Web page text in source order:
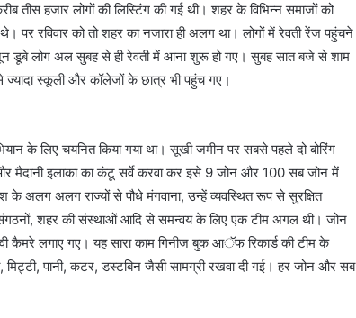
तीस हजार लोगों की लिस्टिंग की गई थी। शहर के विभिन्न समाजों को
पर रविवार को तो शहर का नजारा ही अलग था। लोगों में रेवती रेंज पहुंचने
डूबे लोग अल सुबह से ही रेवती में आना शुरू हो गए। सुबह सात बजे से शाम
स्कूली और कॉलेजों के छात्र भी पहुंच गए।
के लिए चयनित किया गया था। सूखी जमीन पर सबसे पहले दो बोरिंग
मैदानी इलाका का कंटू सर्वे करवा कर इसे 9 जोन और 100 सब जोन में
अलग अलग राज्यों से पौधे मंगवाना, उन्हें व्यवस्थित रूप से सुरक्षित
संगठनों, शहर की संस्थाओं आदि से समन्वय के लिए एक टीम अगल थी। जोन
कैमरे लगाए गए। यह सारा काम गिनीज बुक आॅफ रिकार्ड की टीम के
पानी, कटर, डस्टबिन जैसी सामग्री रखवा दी गई। हर जोन और सब